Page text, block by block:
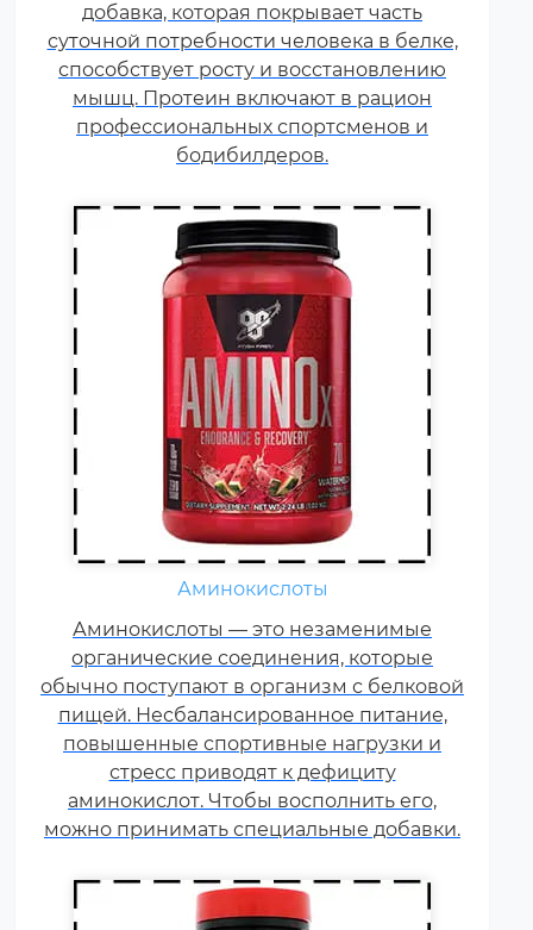
добавка, которая покрывает часть
суточной потребности человека в белке,
способствует росту и восстановлению
мышц. Протеин включают в рацион
профессиональных спортсменов и
бодибилдеров.
Несбалансированное питание,
повышенные спортивные
нагрузки и стресс приводят к
дефициту аминокислот. Чтобы
восполнить его, можно
принимать специальные
Аминокислоты
Аминокислоты — это незаменимые
органические соединения, которые
обычно поступают в организм с белковой
пищей. Несбалансированное питание,
повышенные спортивные нагрузки и
стресс приводят к дефициту
аминокислот. Чтобы восполнить его,
можно принимать специальные добавки.
Жиросжигатели относятся к
добавок, которые способствуют
улучшению результатов
тренировок и помогают
избавляться от лишнего жира,
используя его в качестве
дополнительного источника
энергии.